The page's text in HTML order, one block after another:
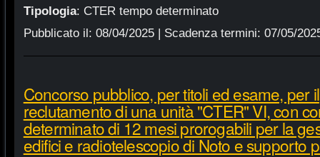
Tipologia: CTER tempo determinato
Pubblicato il: 08/04/2025| Scadenza termini: 07/05/
Concorso pubblico, per titoli ed esame, per il
reclutamento di una unità "CTER" VI, con
determinato di 12 mesi prorogabili per la
edifici e radiotelescopio di Noto e supporto